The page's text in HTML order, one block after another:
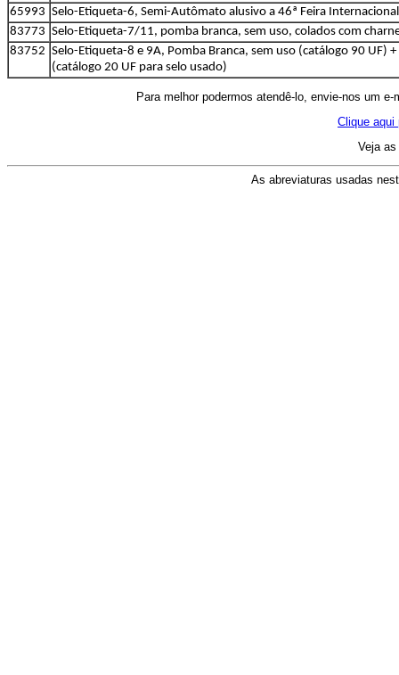
65993 Selo-Etiqueta-6, Semi-Autômato alusivo a 46ª Feira
83773 Selo-Etiqueta-7/11, pomba branca, sem uso, colados com
83752 Selo-Etiqueta-8 e 9A, Pomba Branca, sem uso (catálogo 90
(catálogo 20 UF para selo usado)
Para melhor podermos atendê-lo, envie-nos um
Clique aqui
Veja
As abreviaturas usadas